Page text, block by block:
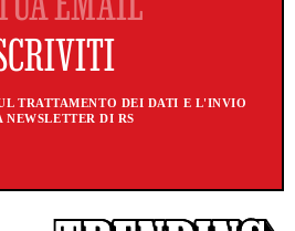
TRATTAMENTO DEI DATI E L'INVIO
NEWSLETTER DI RS